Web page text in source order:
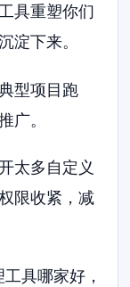
具重塑你们
淀下来。
型项目跑
广。
太多自定义
限收紧，减
具哪家好，